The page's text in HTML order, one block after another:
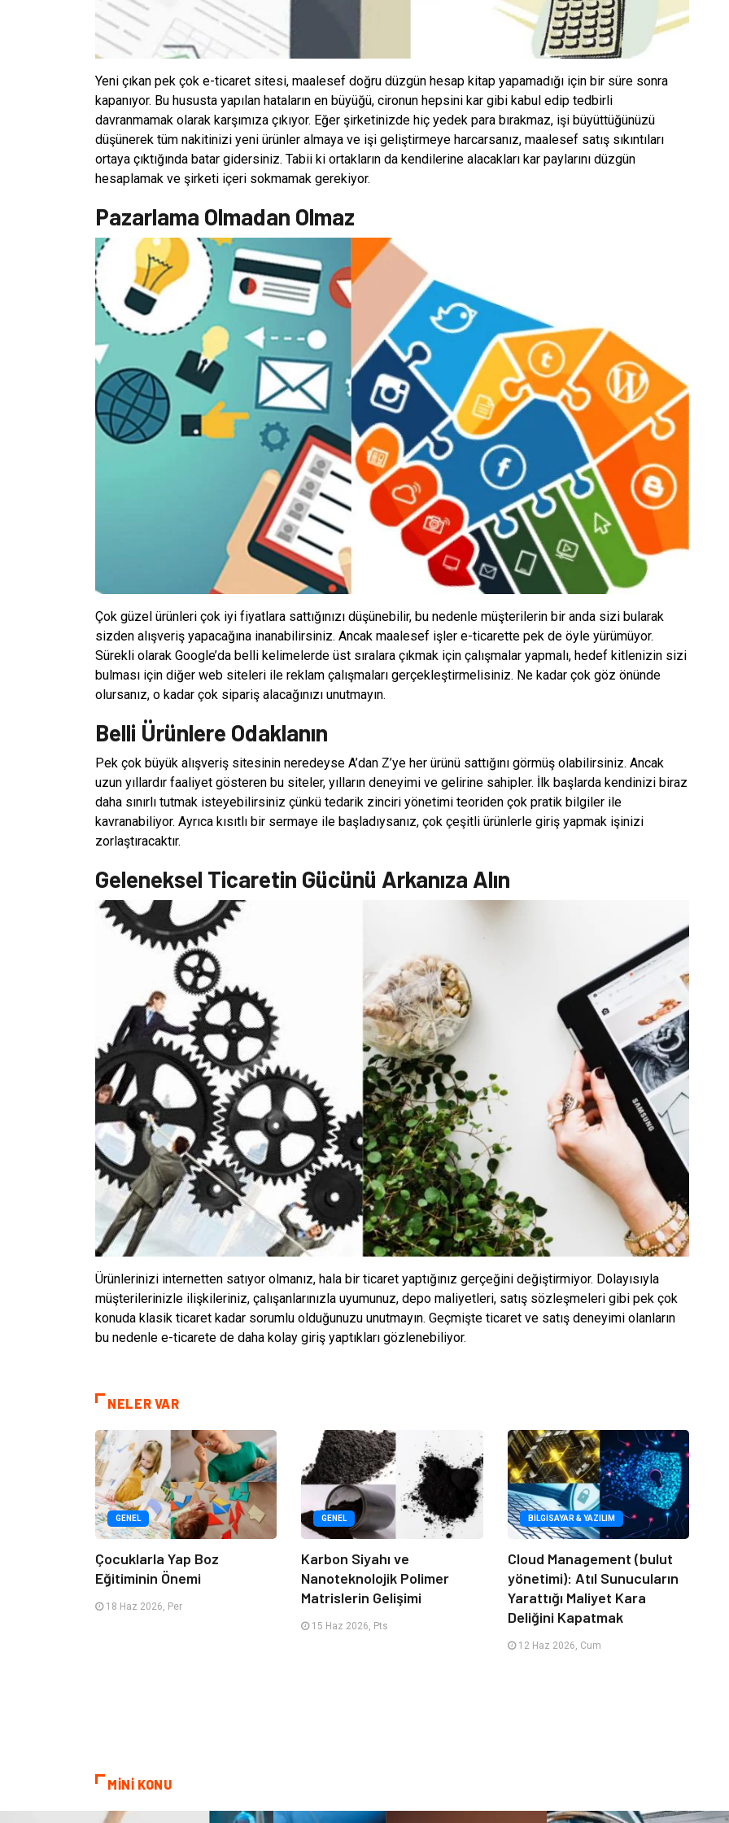
Yeni çıkan pek çok e-ticaret sitesi, maalesef doğru düzgün hesap kitap yapamadığı için bir süre sonra
kapanıyor. Bu hususta yapılan hataların en büyüğü, cironun hepsini kar gibi kabul edip tedbirli
davranmamak olarak karşımıza çıkıyor. Eğer şirketinizde hiç yedek para bırakmaz, işi büyüttüğünüzü
düşünerek tüm nakitinizi yeni ürünler almaya ve işi geliştirmeye harcarsanız, maalesef satış sıkıntıları
ortaya çıktığında batar gidersiniz. Tabii ki ortakların da kendilerine alacakları kar paylarını düzgün
hesaplamak ve şirketi içeri sokmamak gerekiyor.
Pazarlama Olmadan Olmaz
Çok güzel ürünleri çok iyi fiyatlara sattığınızı düşünebilir, bu nedenle müşterilerin bir anda sizi bularak
sizden alışveriş yapacağına inanabilirsiniz. Ancak maalesef işler e-ticarette pek de öyle yürümüyor.
Sürekli olarak Google’da belli kelimelerde üst sıralara çıkmak için çalışmalar yapmalı, hedef kitlenizin sizi
bulması için diğer web siteleri ile reklam çalışmaları gerçekleştirmelisiniz. Ne kadar çok göz önünde
olursanız, o kadar çok sipariş alacağınızı unutmayın.
Belli Ürünlere Odaklanın
Pek çok büyük alışveriş sitesinin neredeyse A’dan Z’ye her ürünü sattığını görmüş olabilirsiniz. Ancak
uzun yıllardır faaliyet gösteren bu siteler, yılların deneyimi ve gelirine sahipler. İlk başlarda kendinizi biraz
daha sınırlı tutmak isteyebilirsiniz çünkü tedarik zinciri yönetimi teoriden çok pratik bilgiler ile
kavranabiliyor. Ayrıca kısıtlı bir sermaye ile başladıysanız, çok çeşitli ürünlerle giriş yapmak işinizi
zorlaştıracaktır.
Geleneksel Ticaretin Gücünü Arkanıza Alın
Ürünlerinizi internetten satıyor olmanız, hala bir ticaret yaptığınız gerçeğini değiştirmiyor. Dolayısıyla
müşterilerinizle ilişkileriniz, çalışanlarınızla uyumunuz, depo maliyetleri, satış sözleşmeleri gibi pek çok
konuda klasik ticaret kadar sorumlu olduğunuzu unutmayın. Geçmişte ticaret ve satış deneyimi olanların
bu nedenle e-ticarete de daha kolay giriş yaptıkları gözlenebiliyor.
NELER VAR
GENEL
Çocuklarla Yap Boz
Eğitiminin Önemi
18 Haz 2026, Per
GENEL
Karbon Siyahı ve
Nanoteknolojik Polimer
Matrislerin Gelişimi
15 Haz 2026, Pts
BILGISAYAR & YAZILIM
Cloud Management (bulut
yönetimi): Atıl Sunucuların
Yarattığı Maliyet Kara
Deliğini Kapatmak
12 Haz 2026, Cum
MİNİ KONU